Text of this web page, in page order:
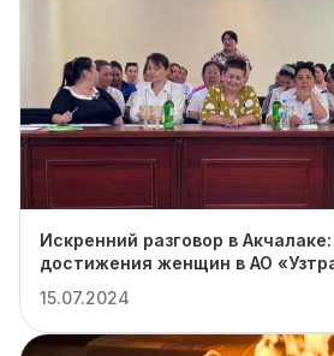
Искренний разговор в
достижения женщин в АО
15.07.2024